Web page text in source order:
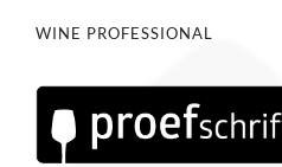
WINE PROFESSIONAL